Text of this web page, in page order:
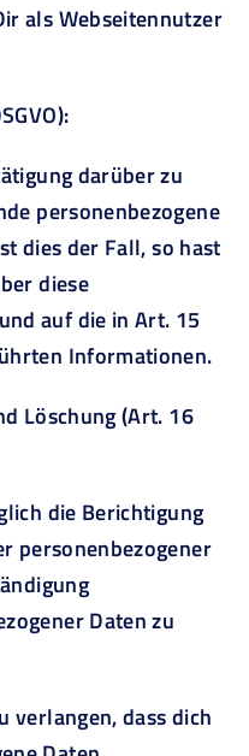
als Webseitennutzer
darüber zu
personenbezogene
dies der Fall, so hast
diese
auf die in Art. 15
Informationen.
Löschung (Art. 16
die Berichtigung
personenbezogener
Daten zu
verlangen, dass dich